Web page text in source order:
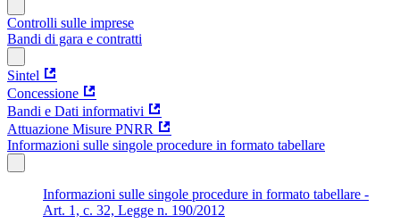
Controlli sulle imprese
Bandi di gara e contratti
Sintel
Concessione
Bandi e Dati informativi
Attuazione Misure PNRR
Informazioni sulle singole procedure in formato tabellare
Informazioni sulle singole procedure in formato tabellare -
Art. 1, c. 32, Legge n. 190/2012